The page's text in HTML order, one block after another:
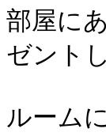
部屋に
ゼント
ルーム